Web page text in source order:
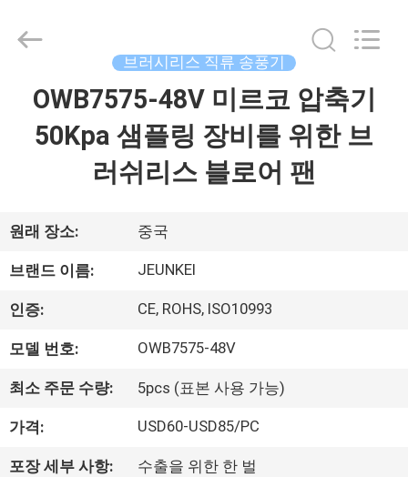
우
리
에
것
2026
Reserved.
브러시리스 직류 송풍기
OWB7575-48V 미르코 압축기
50Kpa 샘플링 장비를 위한 브
러쉬리스 블로어 팬
원래 장소: 중국
브랜드 이름: JEUNKEI
인증: CE, ROHS, ISO10993
모델 번호: OWB7575-48V
최소 주문 수량: 5pcs (표본 사용 가능)
가격: USD60-USD85/PC
포장 세부 사항: 수출을 위한 한 벌